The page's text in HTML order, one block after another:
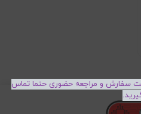
سفارش و مراجعه حضوری حتما تماس